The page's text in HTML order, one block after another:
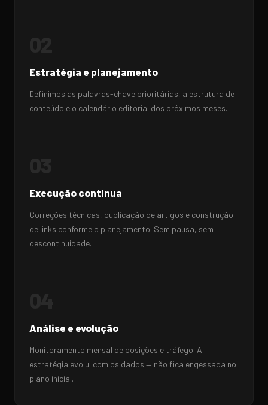
Estratégia e planejamento
Definimos as palavras-chave prioritárias, a estrutura de
conteúdo e o calendário editorial dos próximos meses.
Execução contínua
Correções técnicas, publicação de artigos e construção
de links conforme o planejamento. Sem pausa, sem
descontinuidade.
Análise e evolução
Monitoramento mensal de posições e tráfego. A
estratégia evolui com os dados — não fica engessada no
plano inicial.